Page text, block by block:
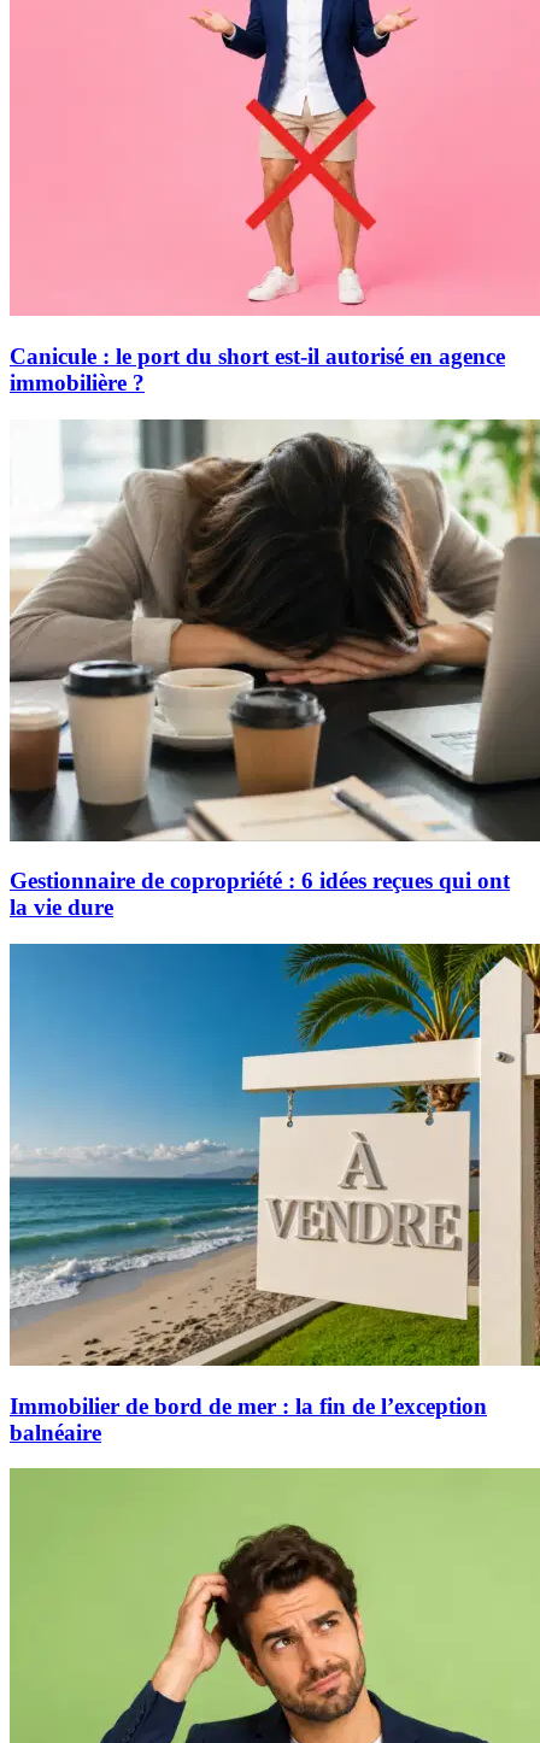
Canicule : le port du short est-il autorisé en agence
immobilière ?
Gestionnaire de copropriété : 6 idées reçues qui ont
la vie dure
Immobilier de bord de mer : la fin de l’exception
balnéaire